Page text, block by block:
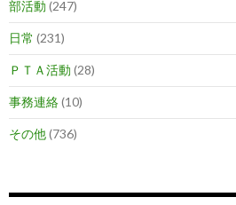
部活動 (247)
日常 (231)
ＰＴＡ活動 (28)
事務連絡(10)
その他(736)